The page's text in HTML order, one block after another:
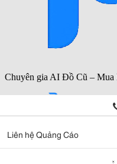
Liên hệ Quảng Cáo